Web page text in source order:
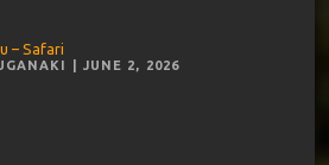
– Safari
| JUNE 2, 2026